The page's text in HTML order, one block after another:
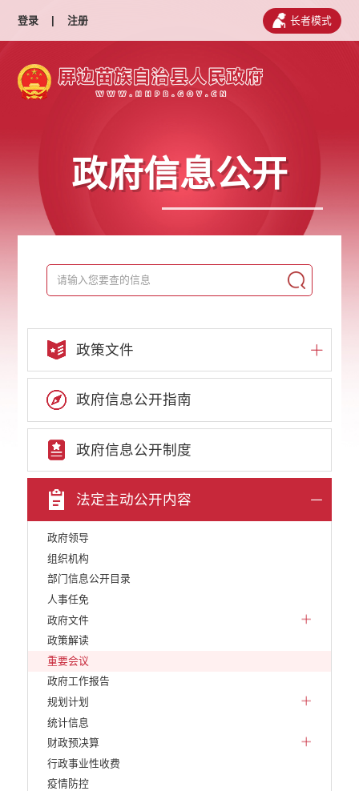
登录 | 注册 长者模式
政府信息公开
政策文件
政府信息公开指南
政府信息公开制度
法定主动公开内容
政府领导
组织机构
部门信息公开目录
人事任免
政府文件
政策解读
重要会议
政府工作报告
规划计划
统计信息
财政预决算
行政事业性收费
疫情防控